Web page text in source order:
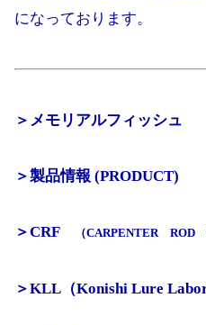
になっております。
＞メモリアルフィッシュ
＞製品情報 (PRODUCT)
＞CRF （CARPENTER ROD
＞KLL（Konishi Lure